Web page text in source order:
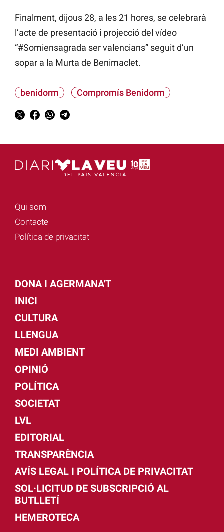
Finalment, dijous 28, a les 21 hores, se celebrarà
l’acte de presentació i projecció del vídeo
“#Somiensagrada ser valencians” seguit d’un
sopar a la Murta de Benimaclet.
benidorm Compromís Benidorm
Qui som
Contacte
Política de privacitat
DONA I AGERMANA'T
INICI
CULTURA
LLENGUA
MEDI AMBIENT
OPINIÓ
POLÍTICA
SOCIETAT
LVL
EDITORIAL
TRANSPARÈNCIA
AVÍS LEGAL I POLÍTICA DE PRIVACITAT
SOL·LICITUD DE SUBSCRIPCIÓ AL
BUTLLETÍ
HEMEROTECA